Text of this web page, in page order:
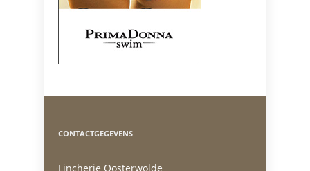
CONTACTGEGEVENS
Lincherie Oosterwolde